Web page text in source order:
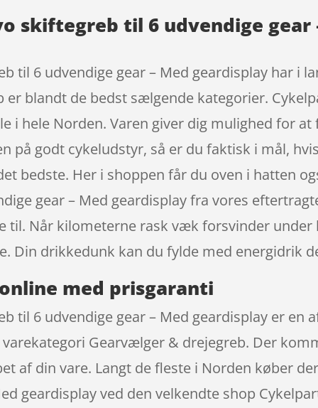
skiftegreb til 6 udvendige
til 6 udvendige gear – Med geardisplay har i
blandt de bedst sælgende kategorier.
i hele Norden. Varen giver dig mulighed for
på godt cykeludstyr, så er du faktisk i mål,
bedste. Her i shoppen får du oven i hatten
gear – Med geardisplay fra vores
til. Når kilometerne rask væk forsvinder
Din drikkedunk kan du fylde med energidrik
med prisgaranti
til 6 udvendige gear – Med geardisplay er
Gearvælger & drejegreb. Der
af din vare. Langt de fleste i Norden køber
geardisplay ved den velkendte shop